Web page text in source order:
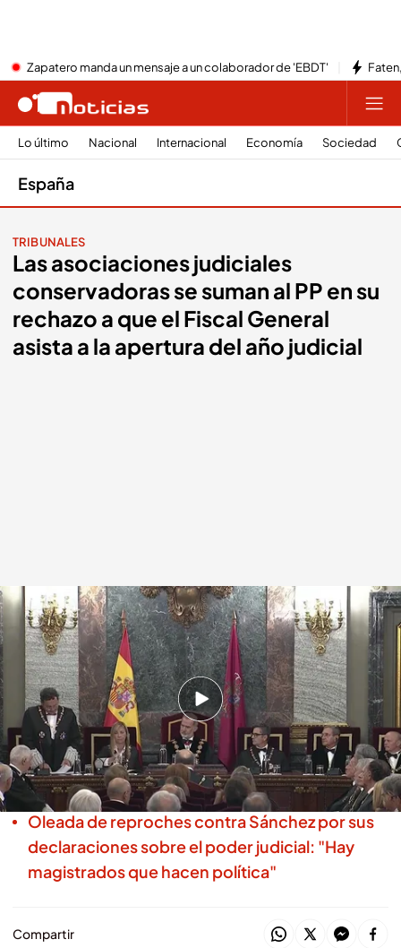
Zapatero manda un mensaje a un colaborador de 'EBDT'
Lo último Nacional Internacional Economía Sociedad
España
TRIBUNALES
Las asociaciones judiciales
conservadoras se suman al PP en su
rechazo a que el Fiscal General
asista a la apertura del año judicial
El Fiscal General del Estado, Álvaro García Ortiz (i), en una imagen de
archivo de la apertura del año judicial.Noticias Cuatro
Redacción digital Noticias Cuatro
04 SEP 2025 - 17:28h.Actualizado a las 17:28h.
Los diez vocales conservadores del Consejo
General del Poder Judicial piden que se anule la
intervención del Fiscal General
Oleada de reproches contra Sánchez por sus
declaraciones sobre el poder judicial: "Hay
magistrados que hacen política"
Compartir